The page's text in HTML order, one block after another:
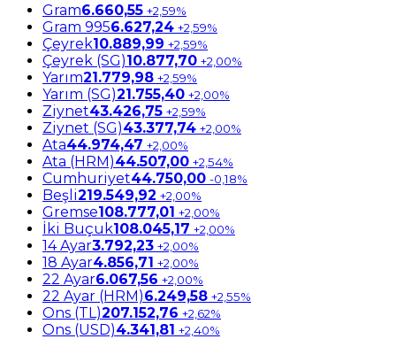
Gram6.660,55 +2,59%
Gram 9956.627,24 +2,59%
Çeyrek10.889,99 +2,59%
Çeyrek (SG)10.877,70 +2,00%
Yarım21.779,98 +2,59%
Yarım (SG)21.755,40 +2,00%
Ziynet43.426,75 +2,59%
Ziynet (SG)43.377,74 +2,00%
Ata44.974,47 +2,00%
Ata (HRM)44.507,00 +2,54%
Cumhuriyet44.750,00 -0,18%
Beşli219.549,92 +2,00%
Gremse108.777,01 +2,00%
İki Buçuk108.045,17 +2,00%
14 Ayar3.792,23 +2,00%
18 Ayar4.856,71 +2,00%
22 Ayar6.067,56 +2,00%
22 Ayar (HRM)6.249,58 +2,55%
Ons (TL)207.152,76 +2,62%
Ons (USD)4.341,81 +2,40%